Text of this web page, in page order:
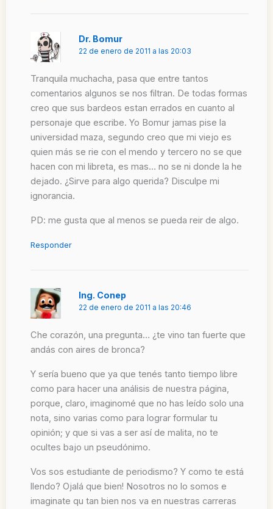
Dr. Bomur
22 de enero de 2011 a las 20:03
Tranquila muchacha, pasa que entre tantos
comentarios algunos se nos filtran. De todas formas
creo que sus bardeos estan errados en cuanto al
personaje que escribe. Yo Bomur jamas pise la
universidad maza, segundo creo que mi viejo es
quien más se rie con el mendo y tercero no se que
hacen con mi libreta, es mas… no se ni donde la he
dejado. ¿Sirve para algo querida? Disculpe mi
ignorancia.
PD: me gusta que al menos se pueda reir de algo.
Responder
Ing. Conep
22 de enero de 2011 a las 20:46
Che corazón, una pregunta… ¿te vino tan fuerte que
andás con aires de bronca?
Y sería bueno que ya que tenés tanto tiempo libre
como para hacer una análisis de nuestra página,
porque, claro, imaginomé que no has leído solo una
nota, sino varias como para lograr formular tu
opinión; y que si vas a ser así de malita, no te
ocultes bajo un pseudónimo.
Vos sos estudiante de periodismo? Y como te está
llendo? Ojalá que bien! Nosotros no lo somos e
imaginate qu tan bien nos va en nuestras carreras